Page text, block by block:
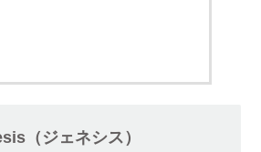
（ジェネシス）